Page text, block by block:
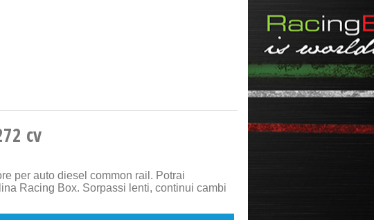
cv
per auto diesel common rail. Potrai
Racing Box. Sorpassi lenti, continui cambi